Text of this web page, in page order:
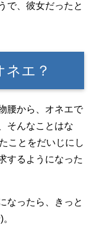
で、彼女だったと
ネエ？
腰から、オネエで
そんなことはな
ことをだいじにし
するようになった
なったら、きっと